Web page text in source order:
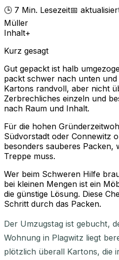
🕒 7 Min. Lesezeit📅
Müller
Inhalt+
Kurz gesagt
Gut gepackt ist halb
packt schwer nach unten
Kartons randvoll, aber nicht
Zerbrechliches einzeln und
nach Raum und Inhalt.
Für die hohen
Südvorstadt oder Connewitz
besonders sauberes Packen,
Treppe muss.
Wer beim Schweren Hilfe
bei kleinen Mengen ist ein
die günstige Lösung. Diese
Schritt durch das Packen.
Der Umzugstag ist gebucht,
Wohnung in Plagwitz liegt
plötzlich überall Kartons, die